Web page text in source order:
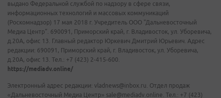
выдано Федеральной службой по надзору в сфере связи,
информационных технологий и массовых коммуникаций
(Роскомнадзор) 17 мая 2018 г. Учредитель ООО "Дальневосточный
Медиа Центр". 690091, Приморский край, г. Владивосток, ул. Уборевича,
д.20А, офис 13. Главный редактор Юркевич Дмитрий Юрьевич. Адрес
редакции: 690091, Приморский край, г. Владивосток, ул. Уборевича,
д.20А, офис 13. Тел.: +7 (423) 2-415-600.
https://mediadv.online/
Электронный адрес редакции: vladnews@inbox.ru. Отдел продаж
«Дальневосточный Медиа Центр» sale@mediadv.online. Тел.: +7 (423)